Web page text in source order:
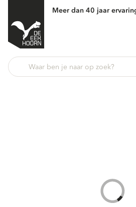
Meer dan 40 jaar